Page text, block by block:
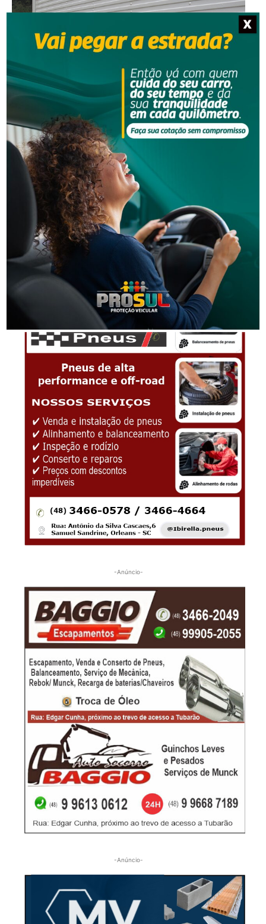
Corpo de homem é encontrado em rio
Golpes por WhatsApp levam à apreensão de dois
adolescentes em SC
-Anúncio-
-Anúncio-
X